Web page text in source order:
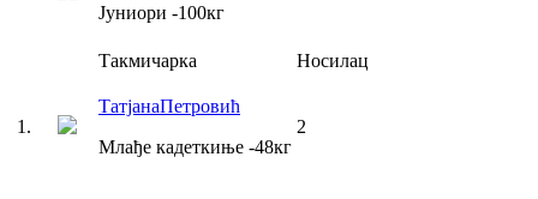
Јуниори -100кг
Такмичарка Носилац
1 .
ТатјанаПетровић
Млађе кадеткиње -48кг
2